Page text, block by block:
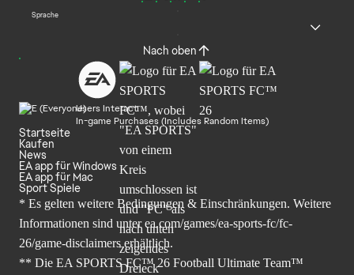
Sprache
Nach oben
Users Interact
In-game Purchases (Includes Random Items)
Startseite
Kaufen
News
EA app für Windows
EA app für Mac
Sport Spiele
* Es gelten weitere Bedingungen & Einschränkungen. Weitere
Informationen sind unterea.com/games/ea-sports-fc/fc-
26/game-disclaimers erhältlich.
** Die EA SPORTS FC™ 26 Football Ultimate Team™